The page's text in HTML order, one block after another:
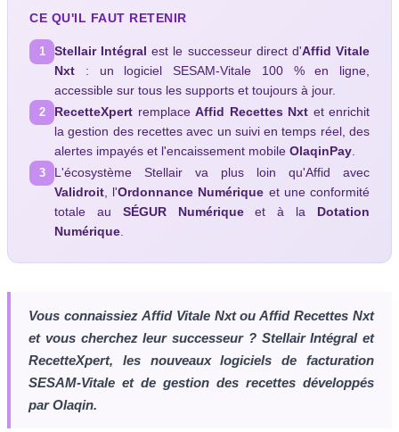
CE QU'IL FAUT RETENIR
1 Stellair Intégral est le successeur direct d'Affid Vitale
Nxt : un logiciel SESAM-Vitale 100 % en ligne,
accessible sur tous les supports et toujours à jour.
2 RecetteXpert remplace Affid Recettes Nxt et enrichit
la gestion des recettes avec un suivi en temps réel, des
alertes impayés et l'encaissement mobile OlaqinPay
3
L'écosystème Stellair va plus loin qu'Affid avec
Validroit , l'Ordonnance Numérique et une conformité
totale au SÉGUR Numériqueet à la Dotation
Numérique
Vous connaissiez Affid Vitale Nxt ou Affid Recettes Nxt
et vous cherchez leur successeur ? Stellair Intégral et
RecetteXpert, les nouveaux logiciels de facturation
SESAM-Vitale et de gestion des recettes développés
par Olaqin.